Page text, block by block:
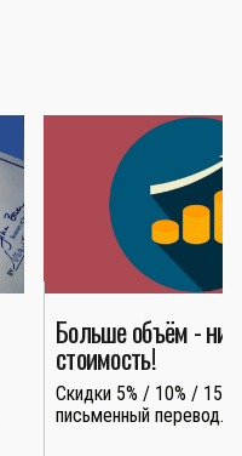
Больше объём -
стоимость!
Скидки 5% / 10% / 15%
письменный перевод.